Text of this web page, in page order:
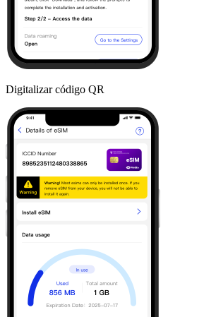
Digitalizar código QR